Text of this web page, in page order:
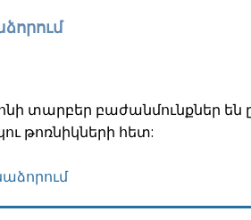
տարբեր բաժանմունքներ են
թոռնիկների հետ: